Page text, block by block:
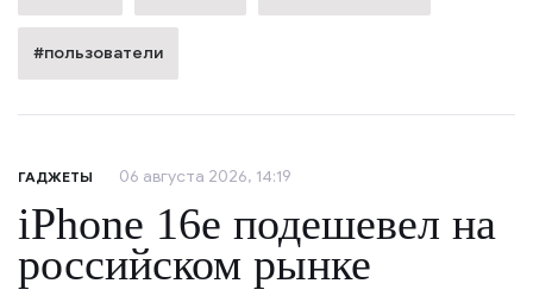
#пользователи
ГАДЖЕТЫ 06 августа 2026, 14:19
iPhone 16e подешевел на
российском рынке